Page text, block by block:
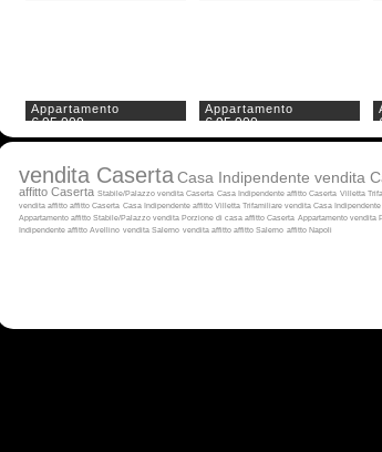
Appartamento
€ 95.000
Appartamento
€ 95.000
vendita CasertaCasa Indipendente vendita
affitto Caserta Stabile/Palazzo vendita Caserta Casa Indipendente affitto Caserta Villetta
vendita affitto affitto Caserta Casa Indipendente affitto Villetta Trifamiliare vendita Casa
Appartamento affitto Stabile/Palazzo vendita Porzione di casa affitto Caserta Appartamento vendita
Indipendente affitto Avellino vendita Salerno vendita affitto affitto Salerno affitto Napoli